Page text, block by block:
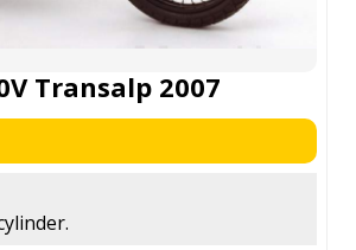
Transalp 2007